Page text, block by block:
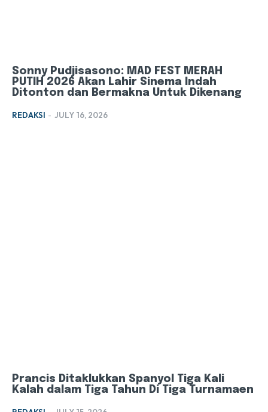
Sonny Pudjisasono: MAD FEST MERAH
PUTIH 2026 Akan Lahir Sinema Indah
Ditonton dan Bermakna Untuk Dikenang
REDAKSI - JULY 16, 2026
Prancis Ditaklukkan Spanyol Tiga Kali
Kalah dalam Tiga Tahun Di Tiga Turnamaen